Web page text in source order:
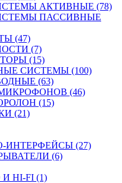
АКТИВНЫЕ (78)
ПАССИВНЫЕ
(47)
(7)
(15)
СИСТЕМЫ (100)
(63)
(46)
(15)
(21)
ИНТЕРФЕЙСЫ (27)
(6)
HI-FI (1)